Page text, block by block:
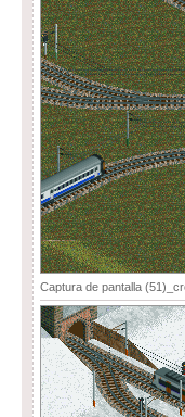
Captura de pantalla